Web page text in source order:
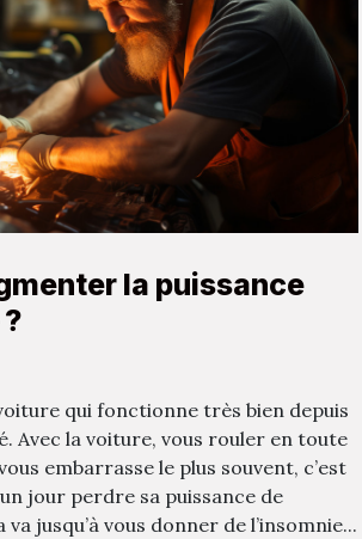
la puissance
qui fonctionne très bien depuis
Avec la voiture, vous rouler en toute
embarrasse le plus souvent, c’est
jour perdre sa puissance de
jusqu’à vous donner de l’insomnie...